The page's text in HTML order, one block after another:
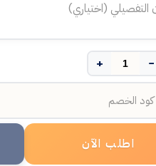
−
+
اطلب الآن